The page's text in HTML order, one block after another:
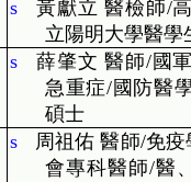
s 黃獻立 醫檢師/
立陽明大學醫學
s 薛肇文 醫師/國
急重症/國防醫
碩士
s 周祖佑 醫師/免疫
會專科醫師/醫